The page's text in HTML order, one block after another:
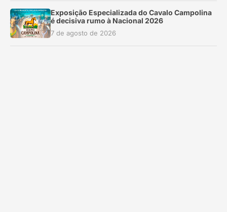
Exposição Especializada do Cavalo Campolina
é decisiva rumo à Nacional 2026
7 de agosto de 2026